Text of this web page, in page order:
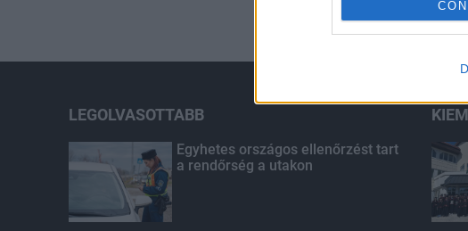
I want to allow
I want to allow
LEGOLVASOTTABB
Egyhetes országos ellenőrzést tart
a rendőrség a utakon